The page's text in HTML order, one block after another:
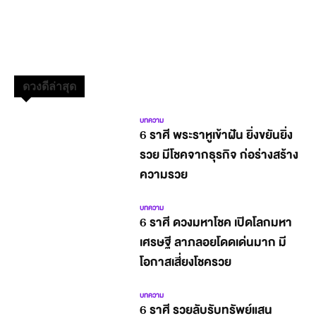
ดวงดีล่าสุด
บทความ
6 ราศี พระราหูเข้าฝัน ยิ่งขยันยิ่ง
รวย มีโชคจากธุรกิจ ก่อร่างสร้าง
ความรวย
บทความ
6 ราศี ดวงมหาโชค เปิดโลกมหา
เศรษฐี ลาภลอยโดดเด่นมาก มี
โอกาสเสี่ยงโชครวย
บทความ
6 ราศี รวยลับรับทรัพย์แสน